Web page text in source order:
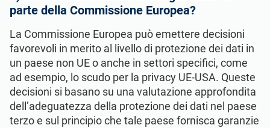
parte della Commissione Europea?
La Commissione Europea può emettere decisioni
favorevoli in merito al livello di protezione dei dati in
un paese non UE o anche in settori specifici, come
ad esempio, lo scudo per la privacy UE-USA. Queste
decisioni si basano su una valutazione approfondita
dell’adeguatezza della protezione dei dati nel paese
terzo e sul principio che tale paese fornisca garanzie